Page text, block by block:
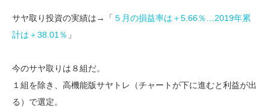
サヤ取り投資の実績は→「 ５月の損益率は＋5.66％…2019年累
計は＋38.01％ 」
今のサヤ取りは８組だ。
１組を除き、高機能版サヤトレ（チャートが下に進むと利益が出
る）で選定。